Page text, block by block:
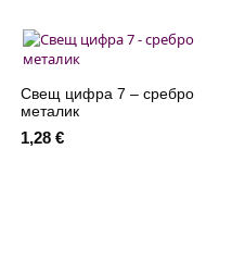
конфети
50
см
Свещ цифра 7 – сребро
металик
1,28 €